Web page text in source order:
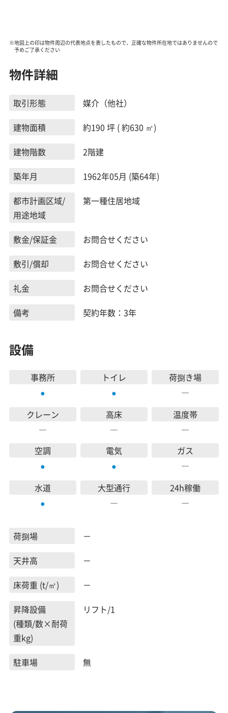
※地図上の印は物件周辺の代表地点を表したもので、正確な物件所在地ではありませんので
予めご了承ください
物件詳細
取引形態
媒介（他社）
建物面積
約190 坪 ( 約630 ㎡)
建物階数
2階建
築年月
1962年05月 (築64年)
都市計画区域/
用途地域
第一種住居地域
敷金/保証金
お問合せください
敷引/償却
お問合せください
礼金
お問合せください
備考
契約年数：3年
設備
事務所
●
トイレ
●
荷捌き場
―
クレーン
―
高床
―
温度帯
―
空調
●
電気
●
ガス
―
水道
●
大型通行
―
24h稼働
―
荷捌場
－
天井高
－
床荷重 (t/㎡)
－
昇降設備
(種類/数×耐荷
重kg)
リフト/1
駐車場 無